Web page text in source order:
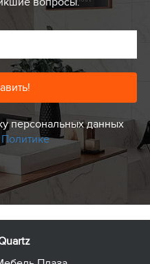
персональных данных
Политике